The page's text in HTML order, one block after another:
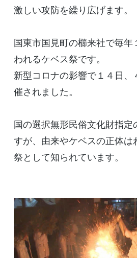
激しい攻防を繰り広げます。
国東市国見町の櫛来社で毎年
われるケベス祭です。
新型コロナの影響で１４日、
催されました。
国の選択無形民俗文化財指定
すが、由来やケベスの正体は
祭として知られています。